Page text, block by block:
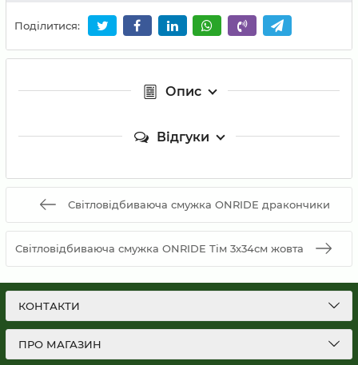
Поділитися:
Опис
Відгуки
Світловідбиваюча смужка ONRIDE дракончики
Світловідбиваюча смужка ONRIDE Тім 3х34см жовта
КОНТАКТИ
ПРО МАГАЗИН